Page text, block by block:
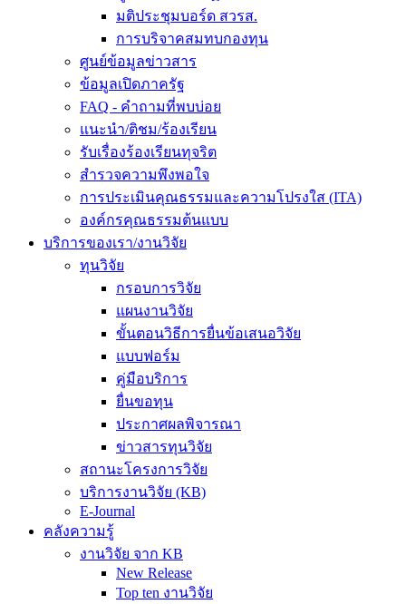
มติประชุมบอร์ด สวรส.
การบริจาคสมทบกองทุน
ศูนย์ข้อมูลข่าวสาร
ข้อมูลเปิดภาครัฐ
FAQ - คำถามที่พบบ่อย
แนะนำ/ติชม/ร้องเรียน
รับเรื่องร้องเรียนทุจริต
สำรวจความพึงพอใจ
การประเมินคุณธรรมและความโปรงใส (ITA)
องค์กรคุณธรรมต้นแบบ
บริการของเรา/งานวิจัย
ทุนวิจัย
กรอบการวิจัย
แผนงานวิจัย
ขั้นตอนวิธีการยื่นข้อเสนอวิจัย
แบบฟอร์ม
คู่มือบริการ
ยื่นขอทุน
ประกาศผลพิจารณา
ข่าวสารทุนวิจัย
สถานะโครงการวิจัย
บริการงานวิจัย (KB)
E-Journal
คลังความรู้
งานวิจัย จาก KB
New Release
Top ten งานวิจัย